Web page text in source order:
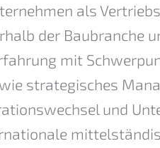
als
der Baubran­che
mit
strate­gi­sches
und